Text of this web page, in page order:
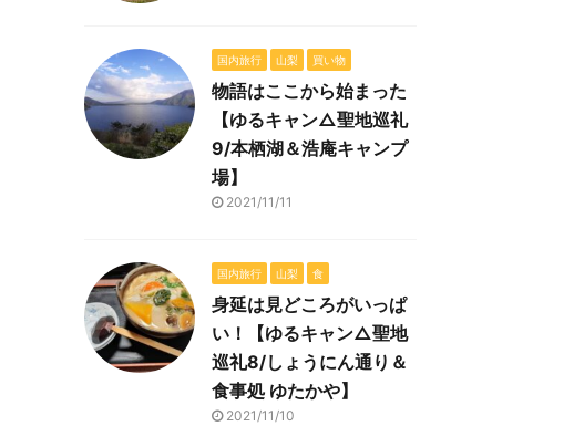
国内旅行 山梨 買い物
物語はここから始まった
【ゆるキャン△聖地巡礼
9/本栖湖＆浩庵キャンプ
場】
2021/11/11
国内旅行 山梨 食
身延は見どころがいっぱ
い！【ゆるキャン△聖地
巡礼8/しょうにん通り＆
食事処 ゆたかや】
2021/11/10